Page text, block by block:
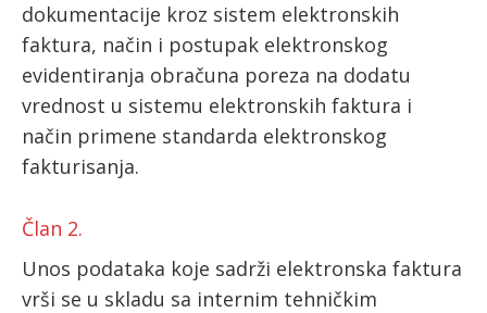
dokumentacije kroz sistem elektronskih
faktura, način i postupak elektronskog
evidentiranja obračuna poreza na dodatu
vrednost u sistemu elektronskih faktura i
način primene standarda elektronskog
fakturisanja.
Član 2.
Unos podataka koje sadrži elektronska faktura
vrši se u skladu sa internim tehničkim